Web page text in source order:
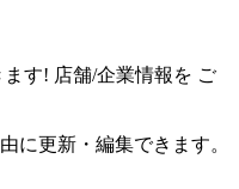
ます! 店舗/企業情報を ご
に更新・編集できます。